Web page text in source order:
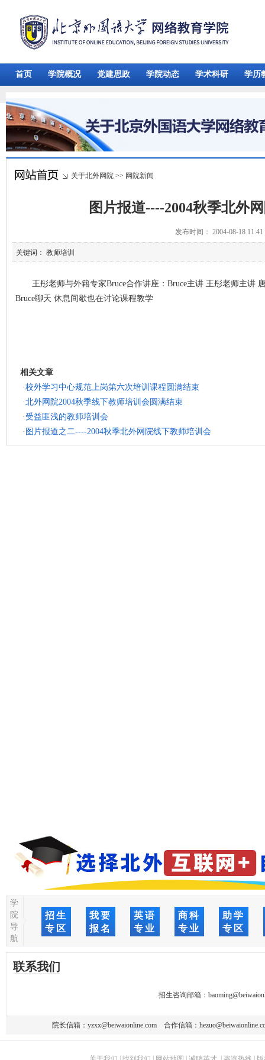
首页 学院概况 党建思政 学院动态 学术科研 学历
关于北外网院 >> 网院新闻
图片报道----2004秋季北外
发布时间： 2004-08-18
关键词： 教师培训
王彤老师与外籍专家Bruce合作讲座：Bruce主讲 王彤老师主讲
Bruce聊天 休息间歇也在讨论课程教学
相关文章
·校外学习中心规范上岗第六次培训课程圆满结束
·北外网院2004秋季线下教师培训会圆满结束
·受益匪浅的教师培训会
· 图片报道之二----2004秋季北外网院线下教师培训会
学
院
导
航
招生
专区
我要
报名
英语
专业
商科
专业
助学
专区
联系我们
招生咨询邮箱：
院长信箱： yzxx@beiwaionline.com 合作信箱：